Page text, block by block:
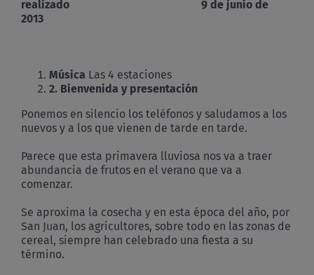
realizado 9 de junio de
2013
Música Las 4 estaciones
2. Bienvenida y presentación
Ponemos en silencio los teléfonos y saludamos a los
nuevos y a los que vienen de tarde en tarde.
Parece que esta primavera lluviosa nos va a traer
abundancia de frutos en el verano que va a
comenzar.
Se aproxima la cosecha y en esta época del año, por
San Juan, los agricultores, sobre todo en las zonas de
cereal, siempre han celebrado una fiesta a su
término.